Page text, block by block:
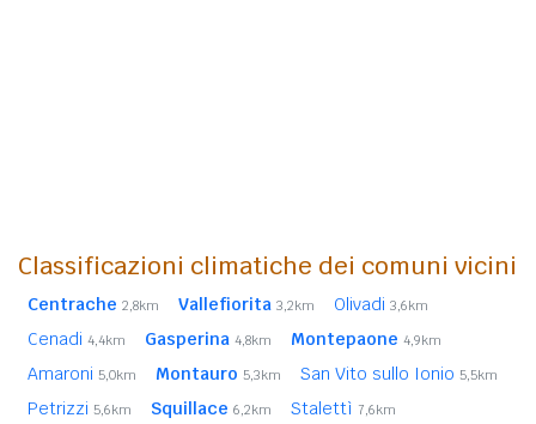
Classificazioni climatiche dei comuni vicini
Centrache 2,8km Vallefiorita 3,2km Olivadi 3,6km
Cenadi 4,4km Gasperina 4,8km Montepaone 4,9km
Amaroni 5,0km Montauro 5,3km San Vito sullo Ionio 5,5km
Petrizzi 5,6km Squillace 6,2km Stalettì 7,6km